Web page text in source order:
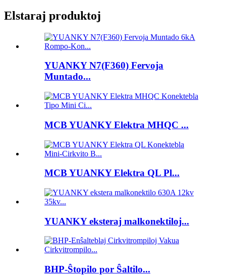
Elstaraj produktoj
YUANKY N7(F360) Fervoja
Muntado...
MCB YUANKY Elektra MHQC ...
MCB YUANKY Elektra QL Pl...
YUANKY eksteraj malkonektiloj...
BHP-Ŝtopilo por Ŝaltilo...